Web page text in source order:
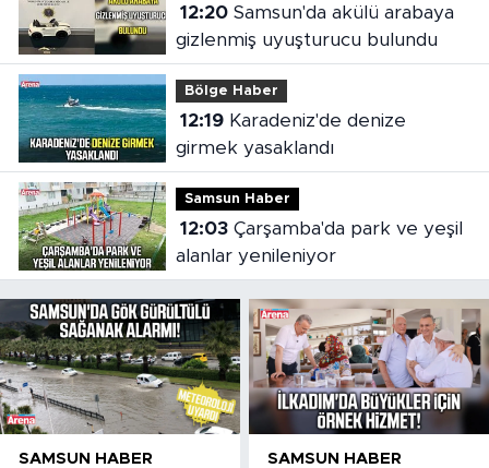
12:20Samsun'da akülü arabaya
gizlenmiş uyuşturucu bulundu
Bölge Haber
12:19Karadeniz'de denize
girmek yasaklandı
Samsun Haber
12:03Çarşamba'da park ve yeşil
alanlar yenileniyor
SAMSUN HABER SAMSUN HABER